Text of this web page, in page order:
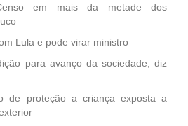
em mais da metade dos
Lula e pode virar ministro
para avanço da sociedade, diz
de proteção a criança exposta a